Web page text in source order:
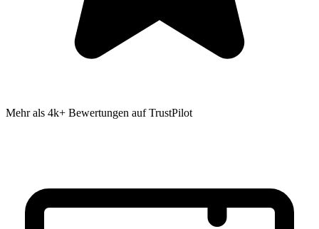
Mehr als 4k+ Bewertungen auf TrustPilot